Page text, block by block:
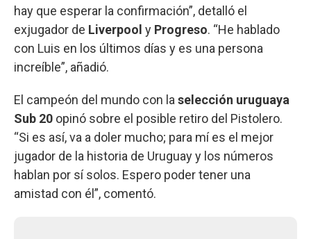
hay que esperar la confirmación”, detalló el
exjugador de Liverpool y Progreso. “He hablado
con Luis en los últimos días y es una persona
increíble”, añadió.
El campeón del mundo con la selección uruguaya
Sub 20 opinó sobre el posible retiro del Pistolero.
“Si es así, va a doler mucho; para mí es el mejor
jugador de la historia de Uruguay y los números
hablan por sí solos. Espero poder tener una
amistad con él”, comentó.